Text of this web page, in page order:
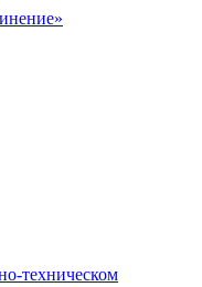
техническом